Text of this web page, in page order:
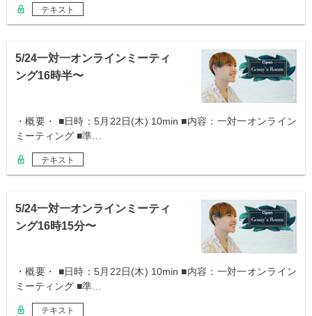
テキスト
5/24一対一オンラインミーティ
ング16時半〜
・概要・ ■日時：5月22日(木) 10min ■内容：一対一オンライン
ミーティング ■準…
テキスト
5/24一対一オンラインミーティ
ング16時15分〜
・概要・ ■日時：5月22日(木) 10min ■内容：一対一オンライン
ミーティング ■準…
テキスト